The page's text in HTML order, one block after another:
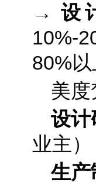
→ 设
10%-
80%以
美
设计
业主）
生产